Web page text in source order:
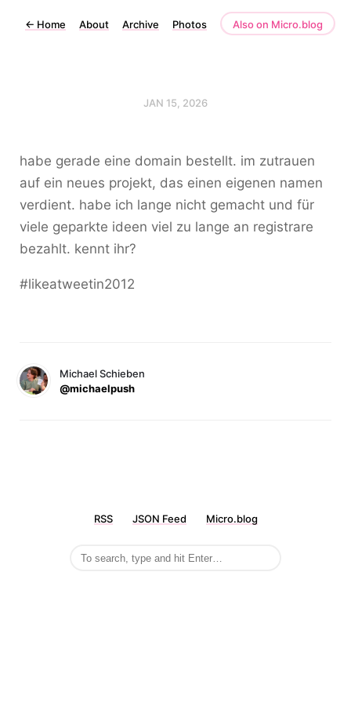
← Home About Archive Photos Also on Micro.blog
JAN 15, 2026
habe gerade eine domain bestellt. im zutrauen
auf ein neues projekt, das einen eigenen namen
verdient. habe ich lange nicht gemacht und für
viele geparkte ideen viel zu lange an registrare
bezahlt. kennt ihr?
#likeatweetin2012
Michael Schieben
@michaelpush
RSS JSON Feed Micro.blog